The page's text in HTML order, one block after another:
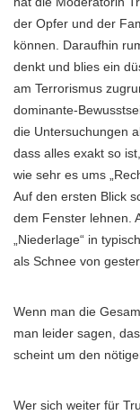
der Opfer und der
können. Daraufhin
denkt und blies ein
am Terrorismus
dominante-
die Untersuchungen
dass alles exakt so
wie sehr es ums
Auf den ersten Blick
dem Fenster lehnen.
„Niederlage“ in
als Schnee von
Wenn man die
man leider sagen,
scheint um den
Wer sich weiter für